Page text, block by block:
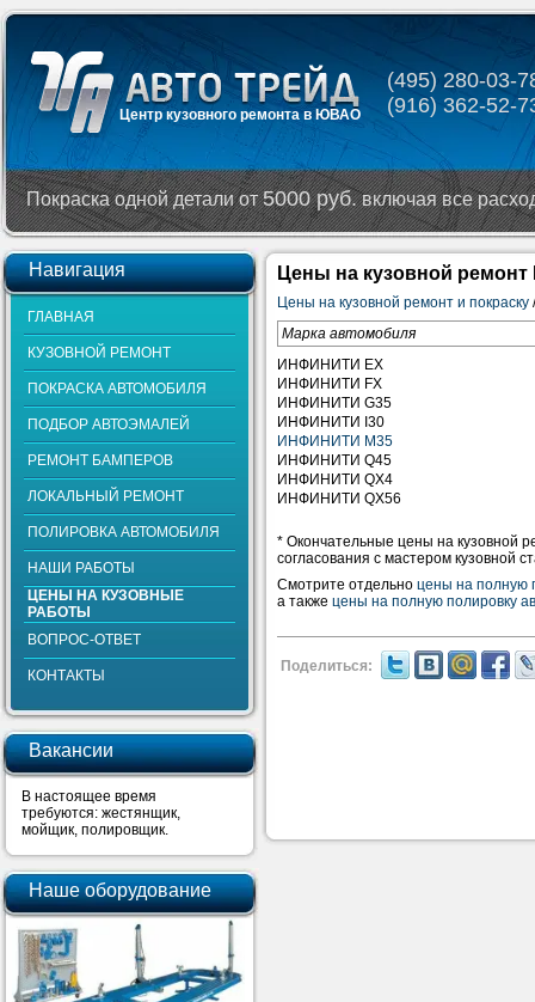
Центр кузовного ремонта в ЮВАО
(495) 280-03-
(916) 362-52-
Покраска одной детали от5000 руб.включая все
Навигация
ГЛАВНАЯ
КУЗОВНОЙ РЕМОНТ
ПОКРАСКА АВТОМОБИЛЯ
ПОДБОР АВТОЭМАЛЕЙ
РЕМОНТ БАМПЕРОВ
ЛОКАЛЬНЫЙ РЕМОНТ
ПОЛИРОВКА АВТОМОБИЛЯ
НАШИ РАБОТЫ
ЦЕНЫ НА КУЗОВНЫЕ
РАБОТЫ
ВОПРОС-ОТВЕТ
КОНТАКТЫ
Вакансии
В настоящее время
требуются: жестянщик,
мойщик, полировщик.
Наше оборудование
Цены на кузовной
Цены на кузовной ремонт и покраску
Марка автомобиля
ИНФИНИТИ EX
ИНФИНИТИ FX
ИНФИНИТИ G35
ИНФИНИТИ I30
ИНФИНИТИ M35
ИНФИНИТИ Q45
ИНФИНИТИ QX4
ИНФИНИТИ QX56
* Окончательные цены на кузовной
согласования с мастером кузовной
Смотрите отдельно цены на полную
а также цены на полную полировку
Поделиться: